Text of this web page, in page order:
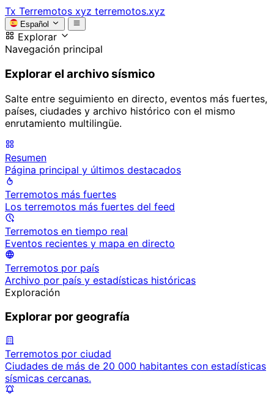
Tx Terremotos xyz terremotos.xyz
Español
Explorar
Navegación principal
Explorar el archivo sísmico
Salte entre seguimiento en directo, eventos más fuertes,
países, ciudades y archivo histórico con el mismo
enrutamiento multilingüe.
Resumen
Página principal y últimos destacados
Terremotos más fuertes
Los terremotos más fuertes del feed
Terremotos en tiempo real
Eventos recientes y mapa en directo
Terremotos por país
Archivo por país y estadísticas históricas
Exploración
Explorar por geografía
Terremotos por ciudad
Ciudades de más de 20 000 habitantes con estadísticas
sísmicas cercanas.